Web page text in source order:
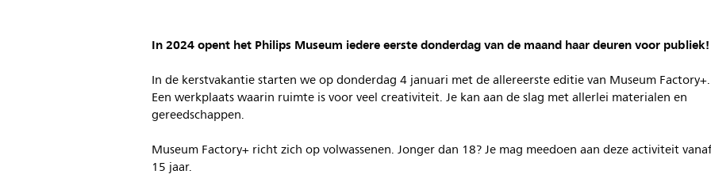
In 2024 opent het Philips Museum iedere eerste donderdag van de maand haar deuren voor publiek!
In de kerstvakantie starten we op donderdag 4 januari met de allereerste editie van Museum Factory+.
Een werkplaats waarin ruimte is voor veel creativiteit. Je kan aan de slag met allerlei materialen en
gereedschappen.
Museum Factory+ richt zich op volwassenen. Jonger dan 18? Je mag meedoen aan deze activiteit
15 jaar.